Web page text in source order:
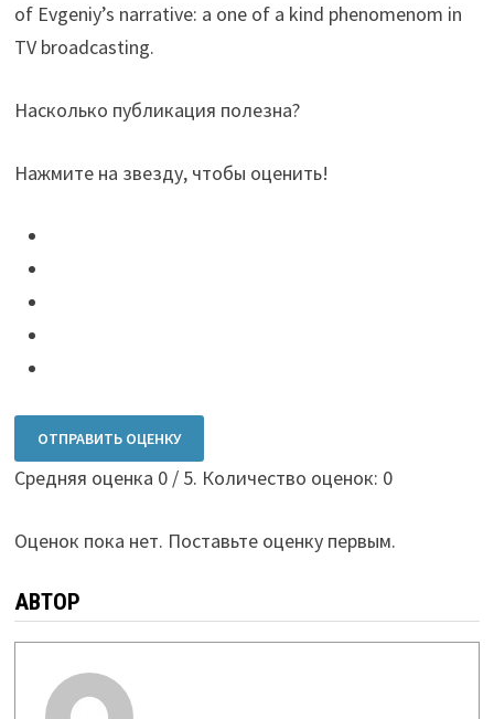
of Evgeniy’s narrative: a one of a kind phenomenom in
TV broadcasting.
Насколько публикация полезна?
Нажмите на звезду, чтобы оценить!
ОТПРАВИТЬ ОЦЕНКУ
Средняя оценка 0/ 5. Количество оценок: 0
Оценок пока нет. Поставьте оценку первым.
АВТОР